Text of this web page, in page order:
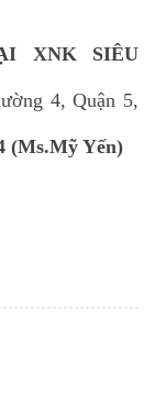
XNK SIÊU
4, Quận 5,
(Ms.Mỹ Yến)